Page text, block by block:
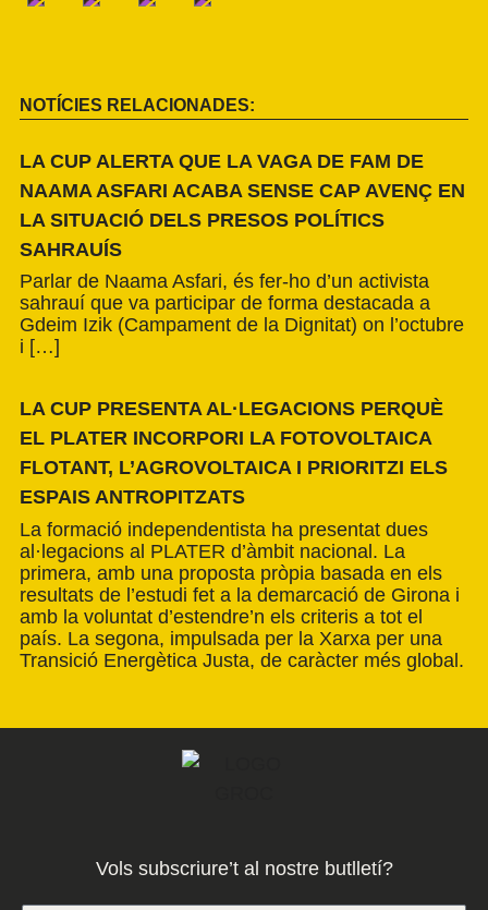
NOTÍCIES RELACIONADES:
LA CUP ALERTA QUE LA VAGA DE FAM DE
NAAMA ASFARI ACABA SENSE CAP AVENÇ EN
LA SITUACIÓ DELS PRESOS POLÍTICS
SAHRAUÍS
Parlar de Naama Asfari, és fer-ho d’un activista
sahrauí que va participar de forma destacada a
Gdeim Izik (Campament de la Dignitat) on l’octubre
i […]
LA CUP PRESENTA AL·LEGACIONS PERQUÈ
EL PLATER INCORPORI LA FOTOVOLTAICA
FLOTANT, L’AGROVOLTAICA I PRIORITZI ELS
ESPAIS ANTROPITZATS
La formació independentista ha presentat dues
al·legacions al PLATER d’àmbit nacional. La
primera, amb una proposta pròpia basada en els
resultats de l’estudi fet a la demarcació de Girona i
amb la voluntat d’estendre’n els criteris a tot el
país. La segona, impulsada per la Xarxa per una
Transició Energètica Justa, de caràcter més global.
Vols subscriure’t al nostre butlletí?